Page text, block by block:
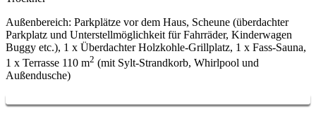
Außenbereich: Parkplätze vor dem Haus, Scheune (überdachter
Parkplatz und Unterstellmöglichkeit für Fahrräder, Kinderwagen
Buggy etc.), 1 x Überdachter Holzkohle-Grillplatz, 1 x Fass-Sauna,
1 x Terrasse 110 m2 (mit Sylt-Strandkorb, Whirlpool und
Außendusche)